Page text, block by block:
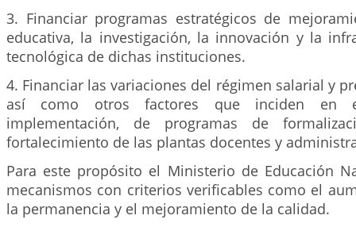
3. Financiar programas estratégicos de
educativa, la investigación, la innovación y la
tecnológica de dichas instituciones.
4. Financiar las variaciones del régimen salarial y
así como otros factores que inciden en
implementación, de programas de
fortalecimiento de las plantas docentes y
Para este propósito el Ministerio de Educación
mecanismos con criterios verificables como el
la permanencia y el mejoramiento de la calidad.